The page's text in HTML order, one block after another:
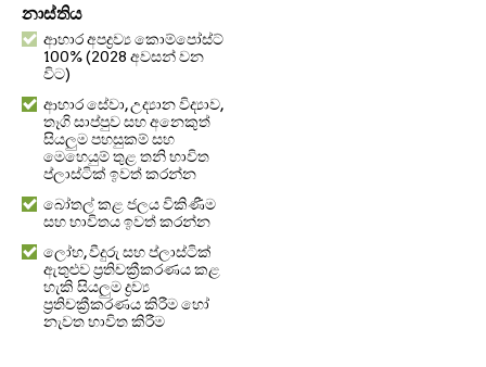
නාස්තිය
ආහාර අපද්‍රව්‍ය කොම්පෝස්ට්
100% (2028 අවසන් වන
විට)
ආහාර සේවා, උද්‍යාන විද්‍යාව,
තෑගි සාප්පුව සහ අනෙකුත්
සියලුම පහසුකම් සහ
මෙහෙයුම් තුළ තනි භාවිත
ප්ලාස්ටික් ඉවත් කරන්න
බෝතල් කළ ජලය විකිණීම
සහ භාවිතය ඉවත් කරන්න
ලෝහ, වීදුරු සහ ප්ලාස්ටික්
ඇතුළුව ප්‍රතිචක්‍රීකරණය කළ
හැකි සියලුම ද්‍රව්‍ය
ප්‍රතිචක්‍රීකරණය කිරීම හෝ
නැවත භාවිත කිරීම